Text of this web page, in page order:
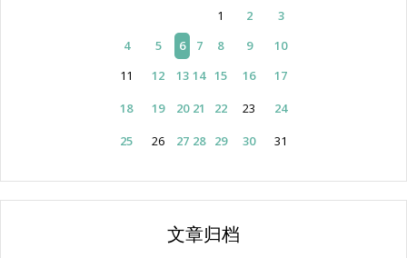
1 2
3
4
5 6 7 8 9
10
11
12 13 14 15 16
17
18
19 20 21 22 23
24
25
26 27 28 29 30 31
文章归档